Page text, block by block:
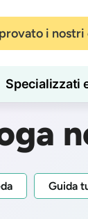
i nostri
Specializzati
Guida